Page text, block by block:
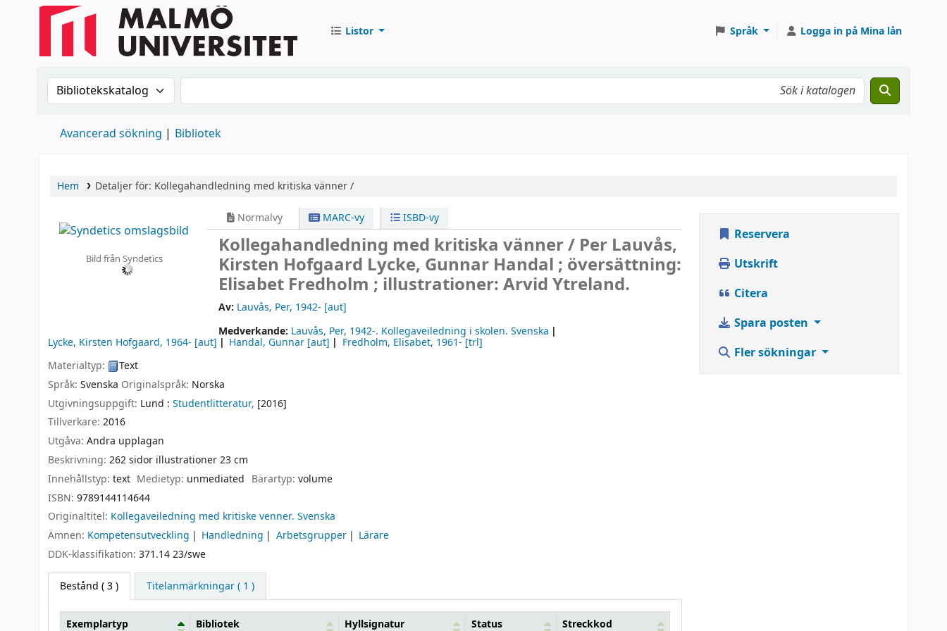
Listor Språk Logga in på Mina lån
Sök i katalogen efter:Sök i katalogen
Avancerad sökning Bibliotek
Hem Detaljer för: Kollegahandledning med kritiska vänner /
Bild från Syndetics
Normalvy MARC-vy ISBD-vy
Kollegahandledning med kritiska vänner / Per Lauvås,
Kirsten Hofgaard Lycke, Gunnar Handal ; översättning:
Elisabet Fredholm ; illustrationer: Arvid Ytreland.
Av: Lauvås, Per, 1942- [aut]
Medverkande: Lauvås, Per, 1942-. Kollegaveiledning i skolen. Svenska
Lycke, Kirsten Hofgaard, 1964- [aut] Handal, Gunnar [aut] Fredholm, Elisabet, 1961- [trl]
Materialtyp:
Text
Språk: Svenska Originalspråk: Norska
Utgivningsuppgift: Lund : Studentlitteratur, [2016]
Tillverkare: 2016
Utgåva: Andra upplagan
Beskrivning: 262 sidor illustrationer 23 cm
Innehållstyp: text Medietyp: unmediated Bärartyp: volume
ISBN: 9789144114644
Originaltitel: Kollegaveiledning med kritiske venner. Svenska
Ämnen: Kompetensutveckling Handledning Arbetsgrupper
Lärare
DDK-klassifikation: 371.14 23/swe
Bestånd ( 3 ) Titelanmärkningar ( 1 )
Exemplartyp Bibliotek Hyllsignatur Status Streckkod
Reservera
Utskrift
Citera
Spara posten
Fler sökningar